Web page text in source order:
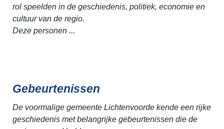
rol speelden in de geschiedenis, politiek, economie en
cultuur van de regio.
Deze personen ...
Gebeurtenissen
De voormalige gemeente Lichtenvoorde kende een rijke
geschiedenis met belangrijke gebeurtenissen die de